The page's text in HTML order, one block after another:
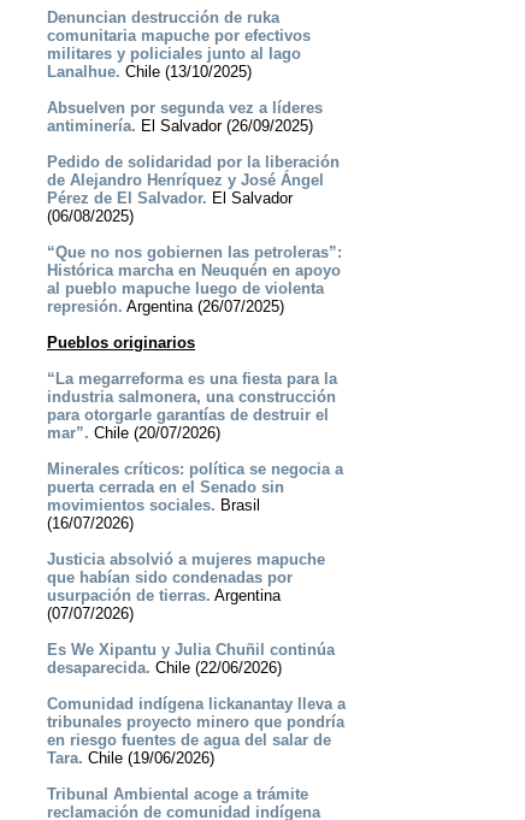
Denuncian destrucción de ruka
comunitaria mapuche por efectivos
militares y policiales junto al lago
Lanalhue. Chile (13/10/2025)
Absuelven por segunda vez a líderes
antiminería. El Salvador (26/09/2025)
Pedido de solidaridad por la liberación
de Alejandro Henríquez y José Ángel
Pérez de El Salvador. El Salvador
(06/08/2025)
“Que no nos gobiernen las petroleras”:
Histórica marcha en Neuquén en apoyo
al pueblo mapuche luego de violenta
represión. Argentina (26/07/2025)
Pueblos originarios
“La megarreforma es una fiesta para la
industria salmonera, una construcción
para otorgarle garantías de destruir el
mar”. Chile (20/07/2026)
Minerales críticos: política se negocia a
puerta cerrada en el Senado sin
movimientos sociales. Brasil
(16/07/2026)
Justicia absolvió a mujeres mapuche
que habían sido condenadas por
usurpación de tierras. Argentina
(07/07/2026)
Es We Xipantu y Julia Chuñil continúa
desaparecida. Chile (22/06/2026)
Comunidad indígena lickanantay lleva a
tribunales proyecto minero que pondría
en riesgo fuentes de agua del salar de
Tara. Chile (19/06/2026)
Tribunal Ambiental acoge a trámite
reclamación de comunidad indígena